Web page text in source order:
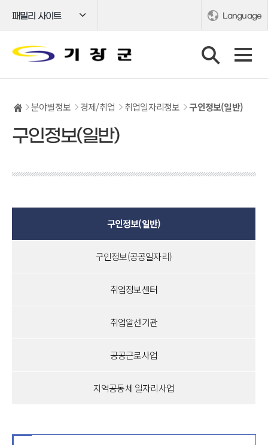
패밀리 사이트 Language
분야별정보 경제/취업 취업일자리정보 구인정보(일반)
구인정보(일반)
구인정보(일반)
구인정보(공공일자리)
취업정보센터
취업알선기관
공공근로사업
지역공동체 일자리사업